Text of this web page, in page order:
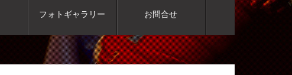
フォトギャラリー お問合せ